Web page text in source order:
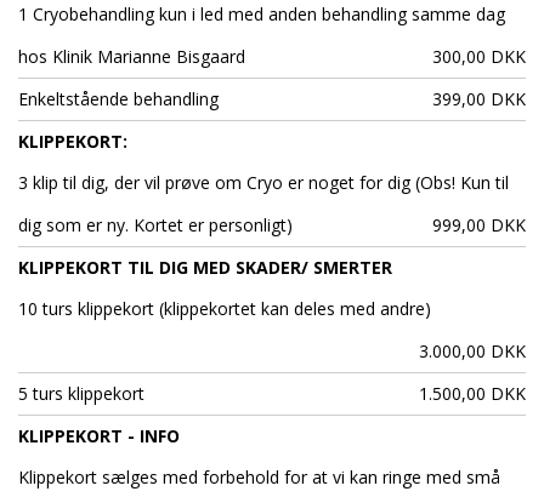
1 Cryobehandling kun i led med anden behandling samme dag
hos Klinik Marianne Bisgaard
300,00 DKK
Enkeltstående behandling
399,00 DKK
KLIPPEKORT:
3 klip til dig, der vil prøve om Cryo er noget for dig (Obs! Kun til
dig som er ny. Kortet er personligt)
999,00 DKK
KLIPPEKORT TIL DIG MED SKADER/ SMERTER
10 turs klippekort (klippekortet kan deles med andre)
3.000,00 DKK
5 turs klippekort
1.500,00 DKK
KLIPPEKORT - INFO
Klippekort sælges med forbehold for at vi kan ringe med små